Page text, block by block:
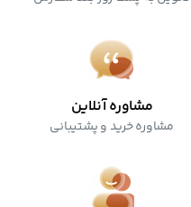
مشاوره آنلاین
مشاوره خرید و پشتیبانی